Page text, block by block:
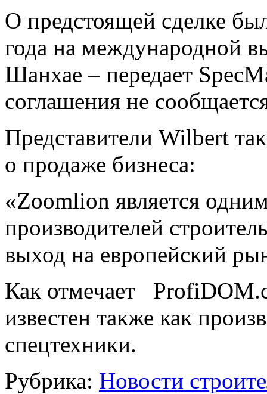
O предстоящей сделке
года на международной
Шанхае – передает
соглашения не
Представители Wilbert
о продаже бизнеса:
«Zoomlion является
производителей
выход на европейский
Как отмечает
известен также как
спецтехники.
Рубрика: Новости